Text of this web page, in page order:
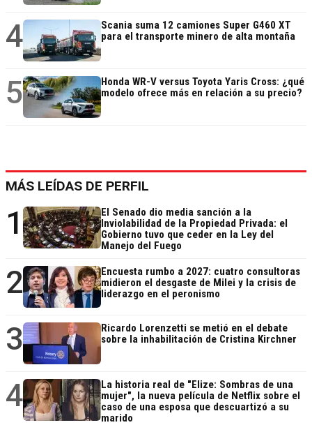
4
Scania suma 12 camiones Super G460 XT
para el transporte minero de alta montaña
5
Honda WR-V versus Toyota Yaris Cross: ¿qué
modelo ofrece más en relación a su precio?
MÁS LEÍDAS DE PERFIL
1
El Senado dio media sanción a la
Inviolabilidad de la Propiedad Privada: el
Gobierno tuvo que ceder en la Ley del
Manejo del Fuego
2
Encuesta rumbo a 2027: cuatro consultoras
midieron el desgaste de Milei y la crisis de
liderazgo en el peronismo
3
Ricardo Lorenzetti se metió en el debate
sobre la inhabilitación de Cristina Kirchner
4
La historia real de "Elize: Sombras de una
mujer", la nueva película de Netflix sobre el
caso de una esposa que descuartizó a su
marido